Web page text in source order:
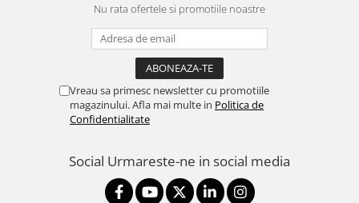
Televizoare & accesorii
Multiboard & Accessorii
Multimedia
Cloud si Aplicatii SaaS
Sisteme Videoconferinta
Nu rata ofertele si promotiile noastre
Vreau sa primesc newsletter cu promotiile
magazinului. Afla mai multe in Politica de
Confidentialitate
Social Urmareste-ne in social media